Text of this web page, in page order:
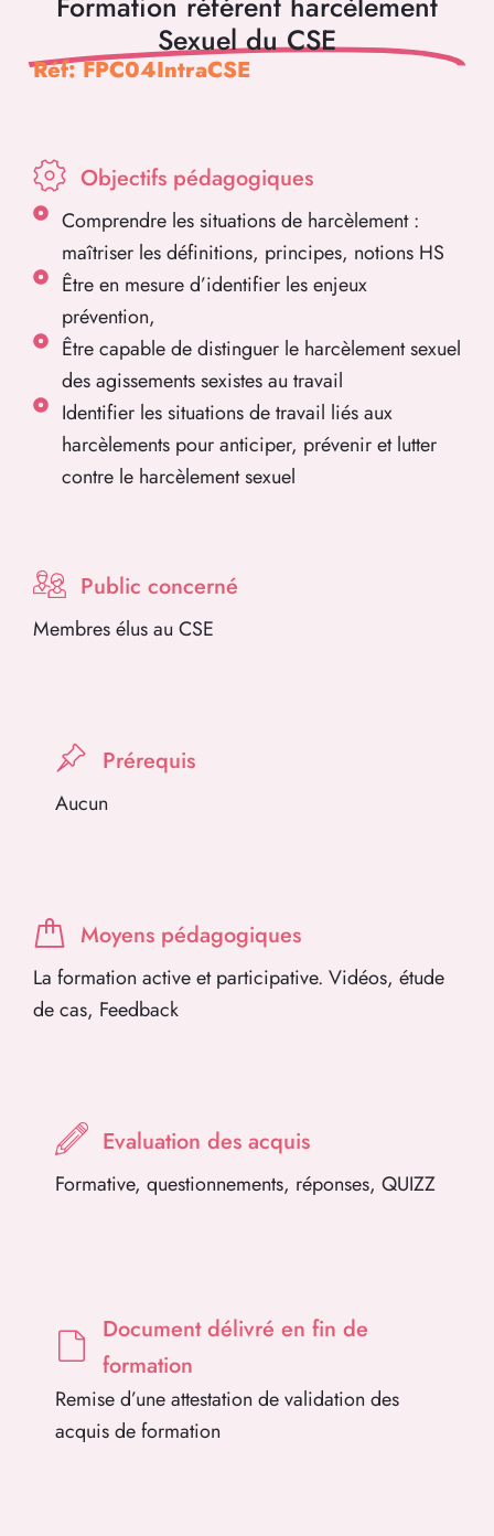
Sexuel du CSE
Réf: FPC04IntraCSE
Objectifs pédagogiques
Comprendre les situations de harcèlement :
maîtriser les définitions, principes, notions HS
Être en mesure d’identifier les enjeux
prévention,
Être capable de distinguer le harcèlement sexuel
des agissements sexistes au travail
Identifier les situations de travail liés aux
harcèlements pour anticiper, prévenir et lutter
contre le harcèlement sexuel
Public concerné
Membres élus au CSE
Prérequis
Aucun
Moyens pédagogiques
La formation active et participative. Vidéos, étude
de cas, Feedback
Evaluation des acquis
Formative, questionnements, réponses, QUIZZ
Document délivré en fin de
formation
Remise d’une attestation de validation des
acquis de formation